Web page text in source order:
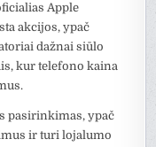
Apple
akcijos, ypač
dažnai siūlo
kur telefono kaina
pasirinkimas, ypač
ir turi lojalumo